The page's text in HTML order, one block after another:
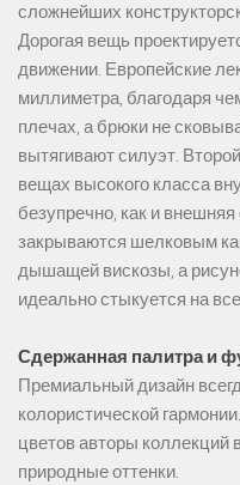
сложнейших
Дорогая вещь
движении. Европейские
миллиметра, благодаря
плечах, а брюки не
вытягивают силуэт.
вещах высокого класса
безупречно, как и
закрываются шелковым
дышащей вискозы, а
идеально стыкуется на
Сдержанная палитра и
Премиальный дизайн
колористической
цветов авторы
природные оттенки.